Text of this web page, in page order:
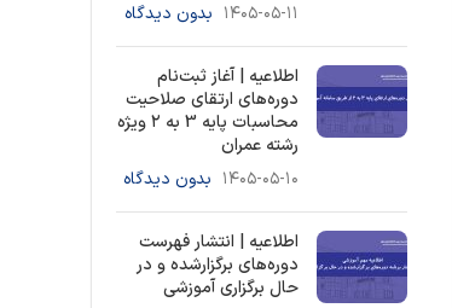
۱۴۰۵-۰۵-۱۱ بدون دیدگاه
اطلاعیه | آغاز ثبت‌نام
دوره‌های ارتقای صلاحیت
محاسبات پایه 3 به ۲ ویژه
رشته عمران
۱۴۰۵-۰۵-۱۰ بدون دیدگاه
اطلاعیه | انتشار فهرست
دوره‌های برگزارشده و در
حال برگزاری آموزشی